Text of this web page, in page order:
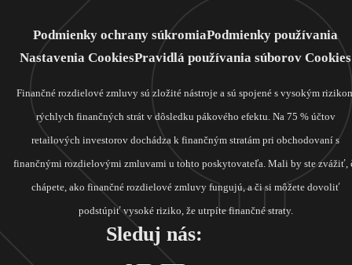
Podmienky ochrany súkromiaPodmienky používania
Nastavenia CookiesPravidlá používania súborov Cookies
Finančné rozdielové zmluvy sú zložité nástroje a sú spojené s vysokým
rýchlych finančných strát v dôsledku pákového efektu. Na 75 % účtov
retailových investorov dochádza k finančným stratám pri obchodovaní s
finančnými rozdielovými zmluvami u tohto poskytovateľa. Mali by ste zvážiť,
chápete, ako finančné rozdielové zmluvy fungujú, a či si môžete dovoliť
podstúpiť vysoké riziko, že utrpíte finančné straty.
Sleduj nás: